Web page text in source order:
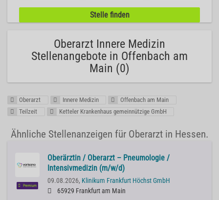
Oberarzt Innere Medizin
Stellenangebote in Offenbach am
Main (0)
Oberarzt Innere Medizin
Offenbach am Main
Teilzeit
Ketteler Krankenhaus gemeinnützige GmbH
Ähnliche Stellenanzeigen für Oberarzt in Hessen.
Premium
Oberärztin / Oberarzt – Pneumologie /
Intensivmedizin (m/w/d)
09.08.2026, Klinikum Frankfurt Höchst GmbH
65929 Frankfurt am Main